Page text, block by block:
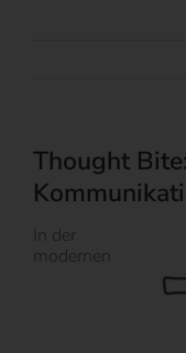
Thought
In der
modernen